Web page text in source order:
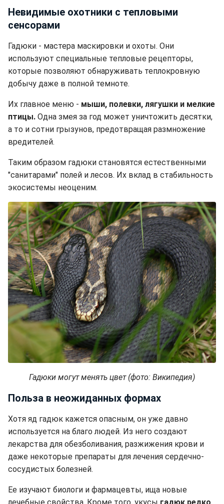
Невидимые охотники с тепловыми
сенсорами
Гадюки - мастера маскировки и охоты. Они
используют специальные тепловые рецепторы,
которые позволяют обнаруживать теплокровную
добычу даже в полной темноте.
Их главное меню - мыши, полевки, лягушки и мелкие
птицы. Одна змея за год может уничтожить десятки,
а то и сотни грызунов, предотвращая размножение
вредителей.
Таким образом гадюки становятся естественными
"санитарами" полей и лесов. Их вклад в стабильность
экосистемы неоценим.
Гадюки могут менять цвет (фото: Википедия)
Польза в неожиданных формах
Хотя яд гадюк кажется опасным, он уже давно
используется на благо людей. Из него создают
лекарства для обезболивания, разжижения крови и
даже некоторые препараты для лечения сердечно-
сосудистых болезней.
Ее изучают биологи и фармацевты, ища новые
лечебные свойства. Кроме того, укусы гадюк редко